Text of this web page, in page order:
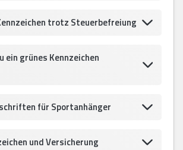
trotz Steuerbefreiung
ein grünes Kennzeichen
für Sportanhänger
und Versicherung